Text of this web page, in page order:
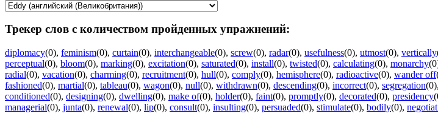
Трекер слов с количеством пройденных упражнений:
diplomacy(0), feminism(0), curtain(0), interchangeable(0), screw(0), radar(0), usefulness(0), utmost(0), vertically
perceptual(0), bloom(0), marking(0), excitation(0), saturated(0), install(0), twisted(0), calculating(0), monarchy
radial(0), vacation(0), charming(0), recruitment(0), hull(0), comply(0), hemisphere(0), radioactive(0), wander off
fashioned(0), martial(0), tableau(0), wagon(0), null(0), withdrawn(0), descending(0), incorrect(0), segregation(0),
conditioned(0), designing(0), dwelling(0), make of(0), holder(0), faint(0), promptly(0), decorated(0), presidency
managerial(0), junta(0), renewal(0), lip(0), consult(0), insulting(0), persuaded(0), stimulate(0), bodily(0),